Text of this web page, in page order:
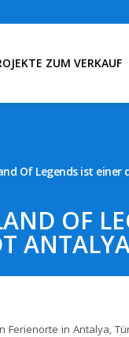
ZUM VERKAUF
Of Legends ist
OF
in Antalya,